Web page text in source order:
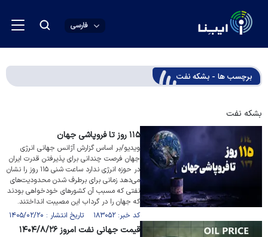
فارسی
برچسب ها - بشکه نفت
بشکه نفت
۱۱۵ روز تا فروپاشی جهان
ویدیو/بر اساس گزارش آژانس جهانی انرژی
جهان فرصت چندانی برای پذیرفتن قدرت ایران
در حوزه انرژی ندارد ساعت شنی ۱۱۵ روز را نشان
می‌دهد زمانی برای برطرف شدن محدودیت‌های
نفتی که مسبب آن کشور‌های خودخواهی بودند
که جهان را در گرداب این مصیبت انداختند.
کد خبر: ۱۸۳۰۵۲ تاریخ انتشار : ۱۴۰۵/۰۲/۲۰
قیمت جهانی نفت امروز ۱۴۰۴/۸/۲۶